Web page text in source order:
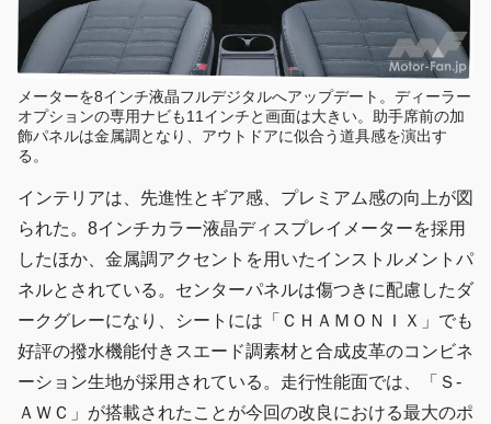
メーターを8インチ液晶フルデジタルへアップデート。ディーラー
オプションの専用ナビも11インチと画面は大きい。助手席前の加
飾パネルは金属調となり、アウトドアに似合う道具感を演出す
る。
インテリアは、先進性とギア感、プレミアム感の向上が図
られた。8インチカラー液晶ディスプレイメーターを採用
したほか、金属調アクセントを用いたインストルメントパ
ネルとされている。センターパネルは傷つきに配慮したダ
ークグレーになり、シートには「ＣＨＡＭＯＮＩＸ」でも
好評の撥水機能付きスエード調素材と合成皮革のコンビネ
ーション生地が採用されている。走行性能面では、「Ｓ-
ＡＷＣ」が搭載されたことが今回の改良における最大のポ